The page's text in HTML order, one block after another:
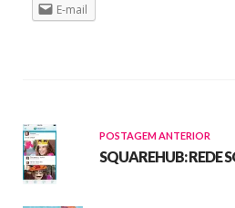
E-mail
POSTAGEM ANTERIOR
SQUAREHUB: REDE